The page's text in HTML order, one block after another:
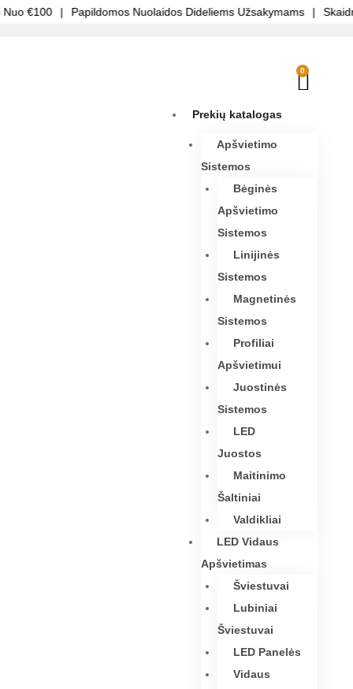
€100 | Papildomos Nuolaidos Dideliems Užsakymams | Skaidri
0
Prekių katalogas
Apšvietimo
Sistemos
Bėginės
Apšvietimo
Sistemos
Linijinės
Sistemos
Magnetinės
Sistemos
Profiliai
Apšvietimui
Juostinės
Sistemos
LED
Juostos
Maitinimo
Šaltiniai
Valdikliai
LED Vidaus
Apšvietimas
Šviestuvai
Lubiniai
Šviestuvai
LED Panelės
Vidaus